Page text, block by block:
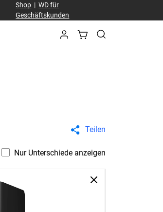
Shop |WD für
Geschäftskunden
Teilen
Nur Unterschiede anzeigen